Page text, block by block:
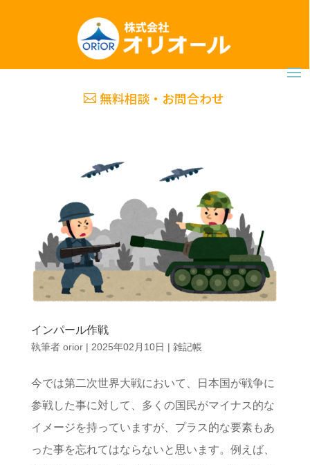
無料相談・お問合わせ
インパール作戦
執筆者 orior| 2025年02月10日 | 雑記帳
今では第二次世界大戦において、日本国が戦争に
参戦した事に対して、多くの国民がマイナス的な
イメージを持っていますが、プラス的な要素もあ
った事を忘れてはならないと思います。例えば、